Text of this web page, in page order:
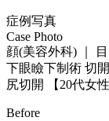
症例写真
Case Photo
顔(美容外科) ｜
下眼瞼下制術 切
尻切開
【20代女性
Before